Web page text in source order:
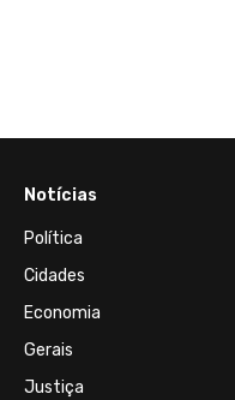
Notícias
Política
Cidades
Economia
Gerais
Justiça